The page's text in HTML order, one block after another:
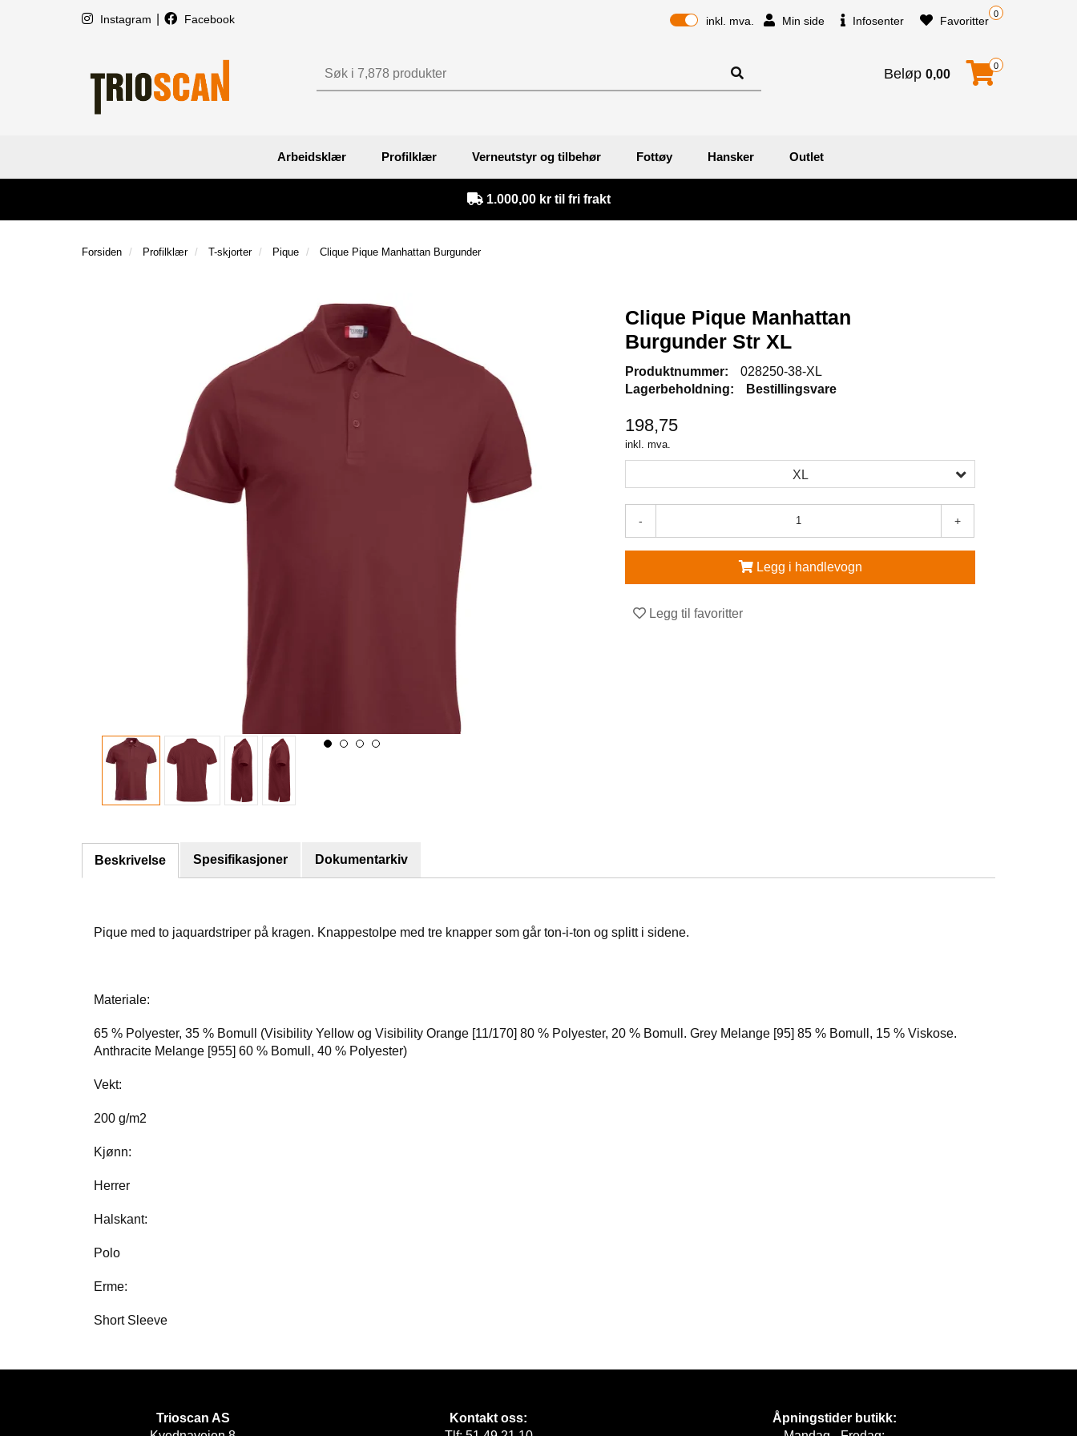
Instagram Facebook inkl. mva. Min side Infosenter
0
Favoritter
Beløp 0,00
0
Arbeidsklær Profilklær Verneutstyr og tilbehør Fottøy Hansker Outlet
1.000,00 kr til fri frakt
Forsiden Profilklær T-skjorter Pique Clique Pique Manhattan Burgunder
Clique Pique Manhattan
Burgunder Str XL
Produktnummer:
028250-38-XL
Lagerbeholdning:
Bestillingsvare
198,75
inkl. mva.
XL
- +
Legg i handlevogn
Legg til favoritter
Beskrivelse Spesifikasjoner Dokumentarkiv
Pique med to jaquardstriper på kragen. Knappestolpe med tre knapper som går ton-i-ton og splitt i sidene.
Materiale:
65 % Polyester, 35 % Bomull (Visibility Yellow og Visibility Orange [11/170] 80 % Polyester, 20 % Bomull. Grey Melange [95] 85 % Bomull, 15 % Viskose.
Anthracite Melange [955] 60 % Bomull, 40 % Polyester)
Vekt:
200 g/m2
Kjønn:
Herrer
Halskant:
Polo
Erme:
Short Sleeve
Trioscan AS
Kontakt oss:
Åpningstider butikk: